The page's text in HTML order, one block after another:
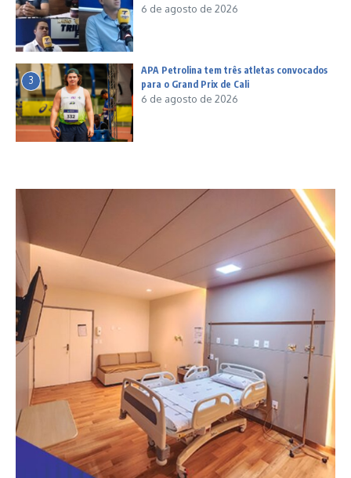
6 de agosto de 2026
3
APA Petrolina tem três atletas convocados
para o Grand Prix de Cali
6 de agosto de 2026